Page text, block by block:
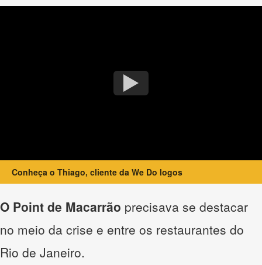
Conheça o Thiago, cliente da We Do logos
O Point de Macarrão precisava se destacar
no meio da crise e entre os restaurantes do
Rio de Janeiro.